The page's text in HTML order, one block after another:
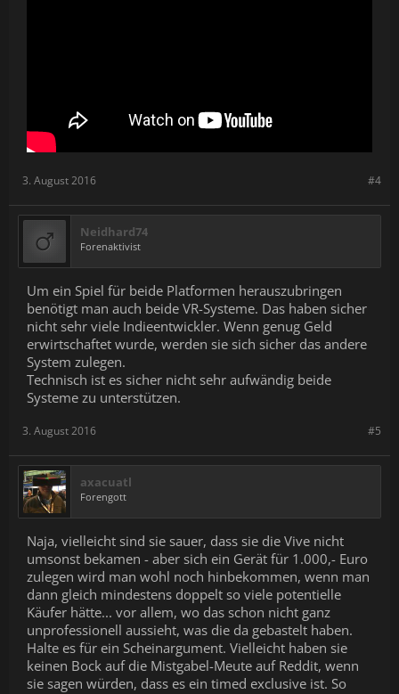
#4
3. August 2016
Neidhard74
Forenaktivist
Um ein Spiel für beide Platformen herauszubringen
benötigt man auch beide VR-Systeme. Das haben sicher
nicht sehr viele Indieentwickler. Wenn genug Geld
erwirtschaftet wurde, werden sie sich sicher das andere
System zulegen.
Technisch ist es sicher nicht sehr aufwändig beide
Systeme zu unterstützen.
#5
3. August 2016
axacuatl
Forengott
Naja, vielleicht sind sie sauer, dass sie die Vive nicht
umsonst bekamen - aber sich ein Gerät für 1.000,- Euro
zulegen wird man wohl noch hinbekommen, wenn man
dann gleich mindestens doppelt so viele potentielle
Käufer hätte... vor allem, wo das schon nicht ganz
unprofessionell aussieht, was die da gebastelt haben.
Halte es für ein Scheinargument. Vielleicht haben sie
keinen Bock auf die Mistgabel-Meute auf Reddit, wenn
sie sagen würden, dass es ein timed exclusive ist. So